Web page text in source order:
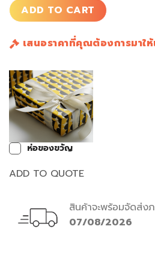
ADD TO CART
เสนอราคาที่คุณต้องการมาให้
ห่อของขวัญ
ADD TO QUOTE
สินค้าจะพร้อมจัดส่ง
07/08/2026